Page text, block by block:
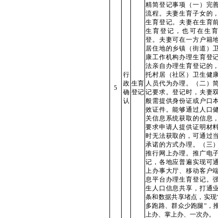
5
行
政
确
认
生育
登记
精简登记事项（一）完
流程。夫妻生育子女的
生育登记。夫妻在生育
生育登记，也可在生
登。夫妻可在一方户籍
居住地的乡镇（街道）
康工作机构办理生育登
法亲自办理生育登记的
托村居（社区）卫生健
人员代为办理。（二）
记要求。登记时，夫妻
般需提供身份证或户口
效证件。能够通过人口
关信息系统获取的信息
要求申请人提供证明材
时无法获取的，可通过
承诺的方式办理。（三
推行网上办理。推广电
记，各地应普遍实现可
上办事大厅、移动客户
息平台办理生育登记。
生人口信息共享，打通
条和数据共享堵点，实现
多跑路、群众少跑腿”，
上办、掌上办、一次办。